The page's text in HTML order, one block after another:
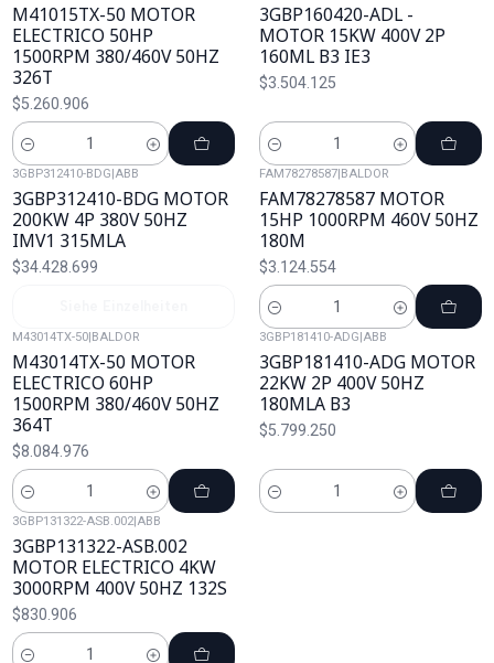
M41015TX-50 MOTOR
ELECTRICO 50HP
1500RPM 380/460V 50HZ
326T
$5.260.906
Cantidad
3GBP160420-ADL -
MOTOR 15KW 400V 2P
160ML B3 IE3
$3.504.125
Cantidad
3GBP312410-BDG ABB
3GBP312410-BDG MOTOR
200KW 4P 380V 50HZ
IMV1 315MLA
$34.428.699
FAM78278587 BALDOR
FAM78278587 MOTOR
15HP 1000RPM 460V 50HZ
180M
$3.124.554
Cantidad
M43014TX-50 BALDOR
M43014TX-50 MOTOR
ELECTRICO 60HP
1500RPM 380/460V 50HZ
364T
$8.084.976
Cantidad
3GBP181410-ADG ABB
3GBP181410-ADG MOTOR
22KW 2P 400V 50HZ
180MLA B3
$5.799.250
Cantidad
3GBP131322-ASB.002 ABB
3GBP131322-ASB.002
MOTOR ELECTRICO 4KW
3000RPM 400V 50HZ 132S
$830.906